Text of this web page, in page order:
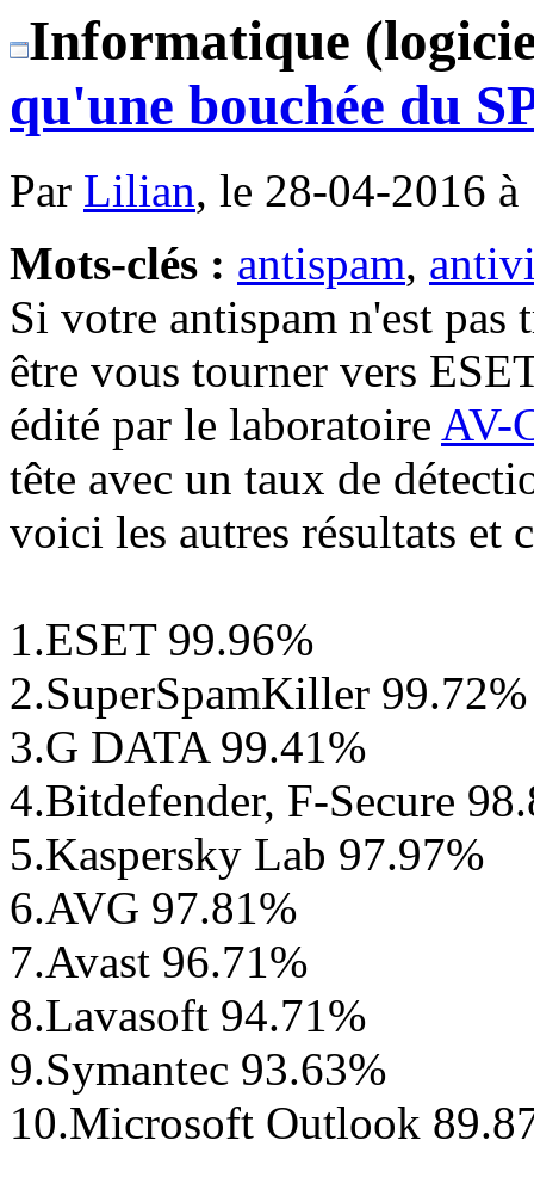
Informatique
qu'une bouchée du
Par Lilian, le 28-04-2016 à
Mots-clés : antispam,
Si votre antispam n'est pas
être vous tourner vers
édité par le laboratoire AV-
tête avec un taux de
voici les autres résultats et
1.ESET 99.96%
2.SuperSpamKiller 99.72%
3.G DATA 99.41%
4.Bitdefender, F-Secure
5.Kaspersky Lab 97.97%
6.AVG 97.81%
7.Avast 96.71%
8.Lavasoft 94.71%
9.Symantec 93.63%
10.Microsoft Outlook